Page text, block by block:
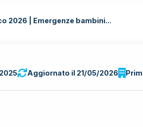
2026 | Emergenze bambini...
Aggiornato il 21/05/2026